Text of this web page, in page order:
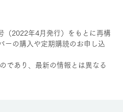
2022年4月発行）をもとに再構
ーの購入や定期購読のお申し込
であり、最新の情報とは異なる